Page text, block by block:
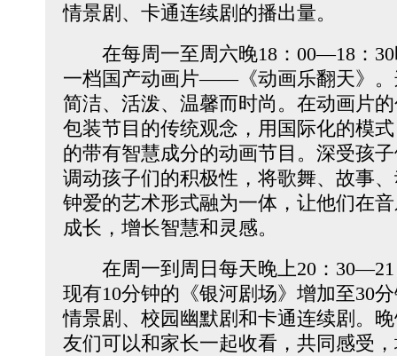
情景剧、卡通连续剧的播出量。
在每周一至周六晚18：00—18：30
一档国产动画片——《动画乐翻天》。
简洁、活泼、温馨而时尚。在动画片
包装节目的传统观念，用国际化的模
的带有智慧成分的动画节目。深受孩
调动孩子们的积极性，将歌舞、故事
钟爱的艺术形式融为一体，让他们在
成长，增长智慧和灵感。
在周一到周日每天晚上20：30—21
现有10分钟的《银河剧场》增加至30
情景剧、校园幽默剧和卡通连续剧。
友们可以和家长一起收看，共同感受